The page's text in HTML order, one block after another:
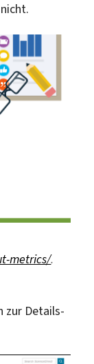
metrics/.
zur Details-